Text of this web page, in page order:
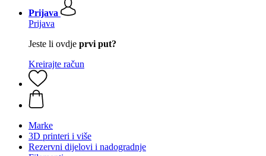
Prijava
Prijava
Jeste li ovdje prvi put?
Kreirajte račun
Marke
3D printeri i više
Rezervni dijelovi i nadogradnje